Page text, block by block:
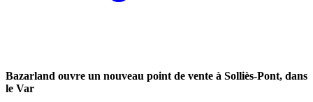
Bazarland ouvre un nouveau point de vente à Solliès-Pont, dans
le Var